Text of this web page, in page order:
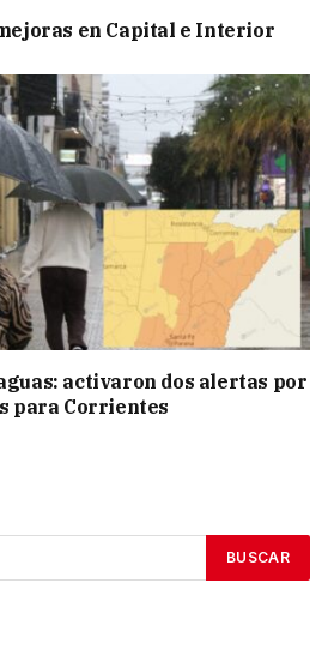
en Capital e Interior
activaron dos alertas por
para Corrientes